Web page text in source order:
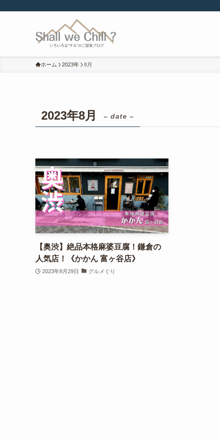
ホーム 2023年 8月
2023年8月 – date –
【奥渋】絶品本格麻婆豆腐！鎌倉の
人気店！《かかん 富ヶ谷店》
2023年8月29日 グルメぐり